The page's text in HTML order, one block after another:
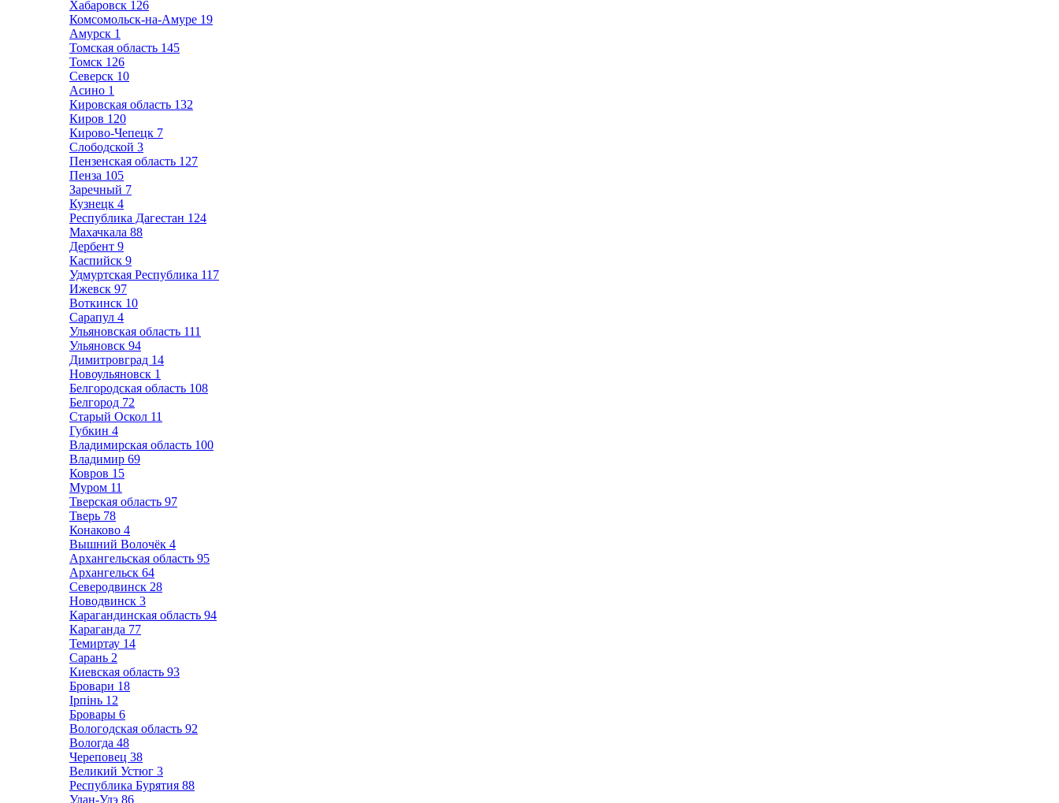
Хабаровск 126
Комсомольск-на-Амуре 19
Амурск 1
Томская область 145
Томск 126
Северск 10
Асино 1
Кировская область 132
Киров 120
Кирово-Чепецк 7
Слободской 3
Пензенская область 127
Пенза 105
Заречный 7
Кузнецк 4
Республика Дагестан 124
Махачкала 88
Дербент 9
Каспийск 9
Удмуртская Республика 117
Ижевск 97
Воткинск 10
Сарапул 4
Ульяновская область 111
Ульяновск 94
Димитровград 14
Новоульяновск 1
Белгородская область 108
Белгород 72
Старый Оскол 11
Губкин 4
Владимирская область 100
Владимир 69
Ковров 15
Муром 11
Тверская область 97
Тверь 78
Конаково 4
Вышний Волочёк 4
Архангельская область 95
Архангельск 64
Северодвинск 28
Новодвинск 3
Карагандинская область 94
Караганда 77
Темиртау 14
Сарань 2
Киевская область 93
Бровари 18
Ірпінь 12
Бровары 6
Вологодская область 92
Вологда 48
Череповец 38
Великий Устюг 3
Республика Бурятия 88
Улан-Удэ 86